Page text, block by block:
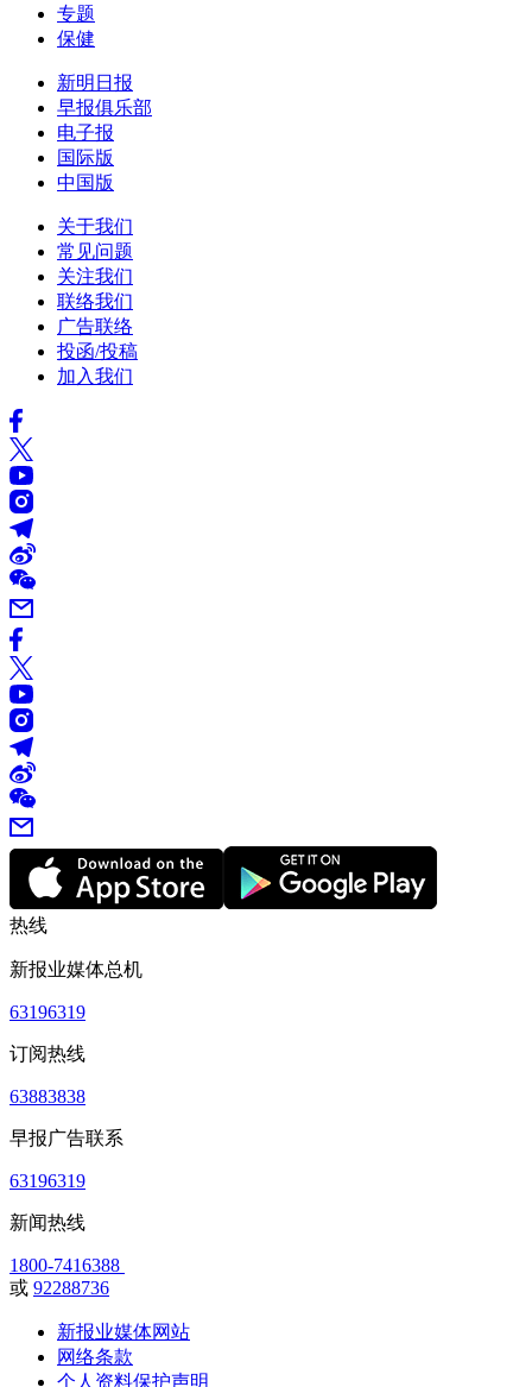
专题
保健
新明日报
早报俱乐部
电子报
国际版
中国版
关于我们
常见问题
关注我们
联络我们
广告联络
投函/投稿
加入我们
热线
新报业媒体总机
63196319
订阅热线
63883838
早报广告联系
63196319
新闻热线
1800-7416388
或 92288736
新报业媒体网站
网络条款
个人资料保护声明